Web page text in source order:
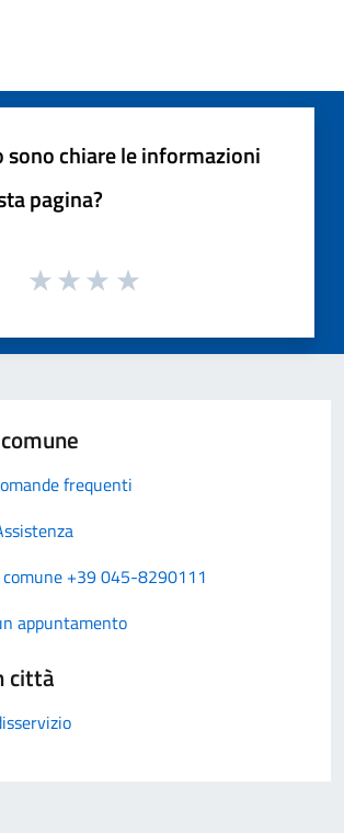
sono chiare le informazioni
pagina?
frequenti
comune +39 045-8290111
appuntamento
città